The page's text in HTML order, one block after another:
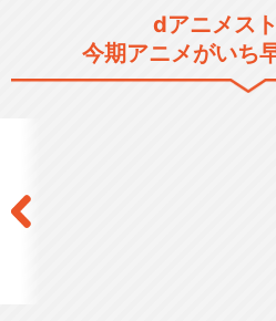
ラ
dアニメス
今期アニメがいち